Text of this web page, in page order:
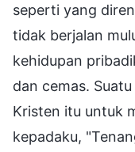
seperti yang
tidak berjalan
kehidupan
dan cemas.
Kristen itu untuk
kepadaku,